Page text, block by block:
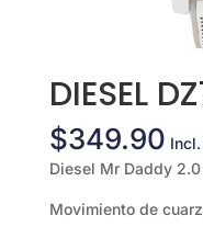
DIESEL
$349.90
Diesel Mr Daddy
Movimiento de